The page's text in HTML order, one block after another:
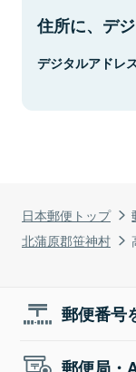
日本郵便トップ
北蒲原郡笹神村
住所に、デ
デジタルアドレ
郵便番号
郵便局・